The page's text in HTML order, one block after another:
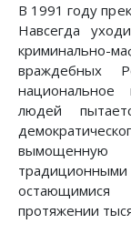
В 1991 году
Навсегда
криминально-
враждебных
людей
протяжении